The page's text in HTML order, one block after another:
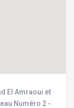
El Amraoui et
Numéro 2 -